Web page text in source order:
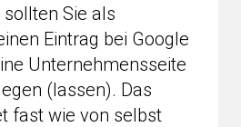
Sie als
Eintrag bei Google
Unternehmensseite
(lassen). Das
fast wie von selbst